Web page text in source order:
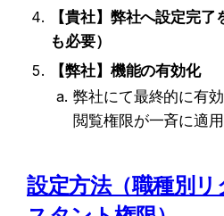
【貴社】弊社へ設定完
も必要）
【弊社】機能の有効化
弊社にて最終的に有
閲覧権限が一斉に適
設定方法（職種別